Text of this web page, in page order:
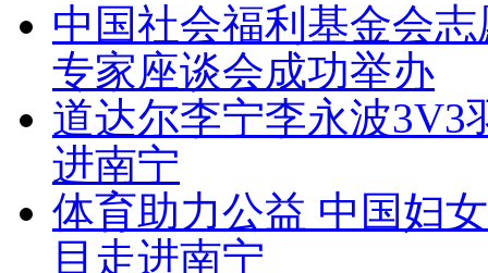
中国社会福利基金会
专家座谈会成功举办
道达尔李宁李永波3V3
进南宁
体育助力公益 中国妇
目走进南宁